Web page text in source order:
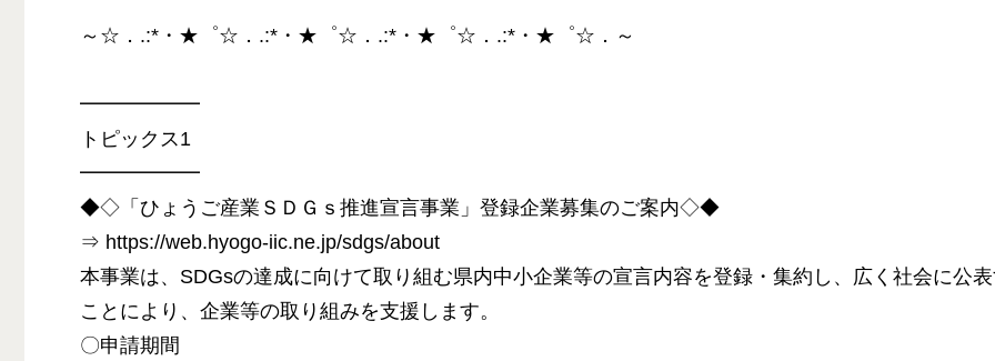
～☆．.:*・★゜☆．.:*・★゜☆．.:*・★゜☆．.:*・★゜☆．～
━━━━━━
トピックス1
━━━━━━
◆◇「ひょうご産業ＳＤＧｓ推進宣言事業」登録企業募集のご案内◇◆
⇒ https://web.hyogo-iic.ne.jp/sdgs/about
本事業は、SDGsの達成に向けて取り組む県内中小企業等の宣言内容を登録・集約し、広く社会に公
ことにより、企業等の取り組みを支援します。
〇申請期間